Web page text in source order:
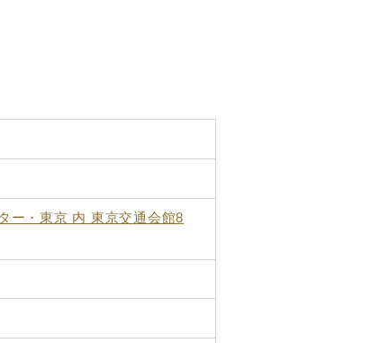
ー・東京 内 東京交通会館8